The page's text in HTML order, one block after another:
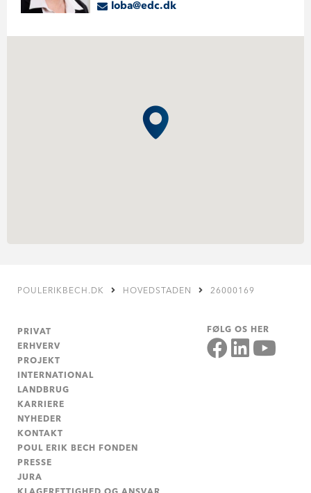
loba@edc.dk
POULERIKBECH.DK HOVEDSTADEN 26000169
PRIVAT
ERHVERV
PROJEKT
INTERNATIONAL
LANDBRUG
KARRIERE
NYHEDER
KONTAKT
POUL ERIK BECH FONDEN
PRESSE
JURA
FØLG OS HER